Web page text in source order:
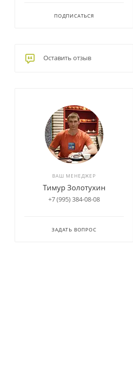
ПОДПИСАТЬСЯ
Оставить отзыв
ВАШ МЕНЕДЖЕР
Тимур Золотухин
+7 (995) 384-08-08
ЗАДАТЬ ВОПРОС